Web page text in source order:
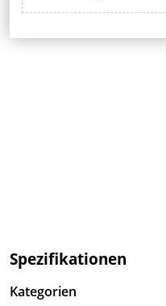
Spezifikationen
Kategorien